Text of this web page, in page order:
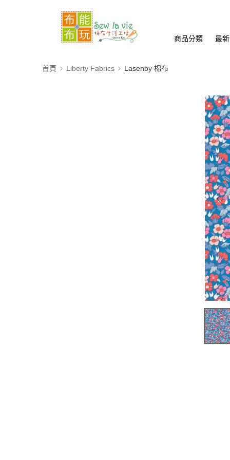
商品分類 最
首頁 Liberty Fabrics Lasenby 棉布